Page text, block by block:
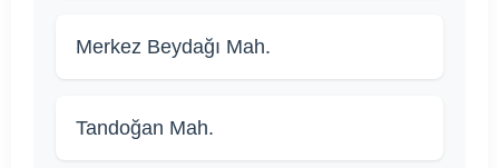
Merkez Beydağı Mah.
Tandoğan Mah.